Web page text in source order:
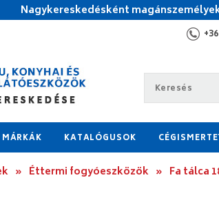
Nagykereskedésként
MÁRKÁK KATALÓGUSOK
» Éttermi fogyóeszközök » Fa tálca